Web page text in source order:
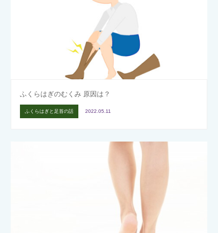
ふくらはぎのむくみ 原因は？
ふくらはぎと足首の話 2022.05.11